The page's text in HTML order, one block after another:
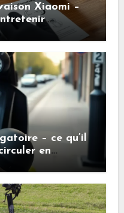
Xiaomi –
– ce qu’il
en